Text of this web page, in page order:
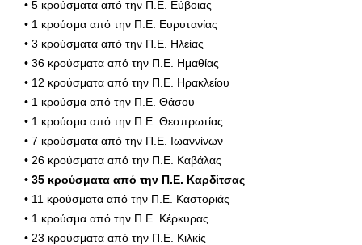
• 5 κρούσματα από την Π.Ε. Εύβοιας
• 1 κρούσμα από την Π.Ε. Ευρυτανίας
• 3 κρούσματα από την Π.Ε. Ηλείας
• 36 κρούσματα από την Π.Ε. Ημαθίας
• 12 κρούσματα από την Π.Ε. Ηρακλείου
• 1 κρούσμα από την Π.Ε. Θάσου
• 1 κρούσμα από την Π.Ε. Θεσπρωτίας
• 7 κρούσματα από την Π.Ε. Ιωαννίνων
• 26 κρούσματα από την Π.Ε. Καβάλας
• 35 κρούσματα από την Π.Ε. Καρδίτσας
• 11 κρούσματα από την Π.Ε. Καστοριάς
• 1 κρούσμα από την Π.Ε. Κέρκυρας
• 23 κρούσματα από την Π.Ε. Κιλκίς